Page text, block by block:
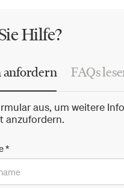
Hilfe?
FAQs
aus, um weitere
anzufordern.
*